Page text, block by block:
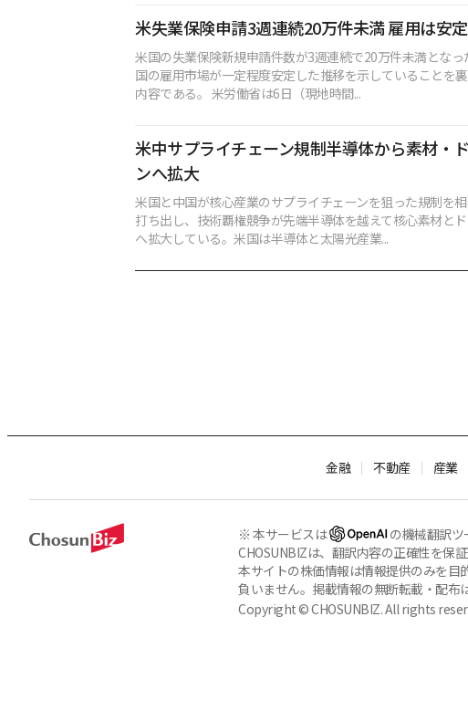
米失業保険申請3週連続20万件未満 雇用は安
米国の失業保険新規申請件数が3週連続で20万件未満となっ
国の雇用市場が一定程度安定した推移を示していることを
内容である。 米労働省は6日（現地時間...
米中サプライチェーン規制半導体から素材・
ンへ拡大
米国と中国が核心産業のサプライチェーンを狙った規制を
打ち出し、技術覇権競争が先端半導体を越えて核心素材と
へ拡大している。米国は半導体と太陽光産業...
金融 不動産 産業
※ 本サービスは
の機械翻訳ツ
CHOSUNBIZは、翻訳内容の正確性を保
本サイトの株価情報は情報提供のみを目
負いません。掲載情報の無断転載・配布
Copyright © CHOSUNBIZ. All rights